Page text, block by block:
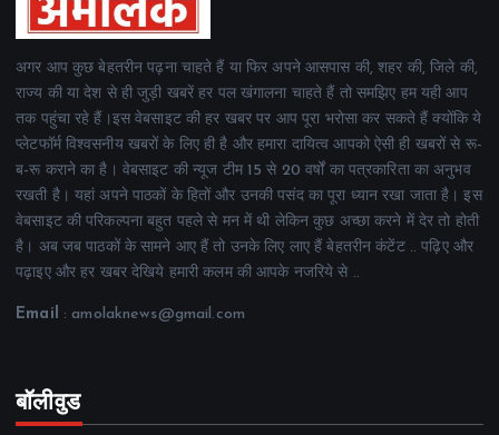
अगर आप कुछ बेहतरीन पढ़ना चाहते हैं या फिर अपने आसपास की, शहर की, जिले की,
राज्य की या देश से ही जुड़ी खबरें हर पल खंगालना चाहते हैं तो समझिए हम यही आप
तक पहुंचा रहे हैं।इस वेबसाइट की हर खबर पर आप पूरा भरोसा कर सकते हैं क्योंकि ये
प्लेटफॉर्म विश्वसनीय खबरों के लिए ही है और हमारा दायित्व आपको ऐसी ही खबरों से रू-
ब-रू कराने का है। वेबसाइट की न्यूज टीम 15 से 20 वर्षों का पत्रकारिता का अनुभव
रखती है। यहां अपने पाठकों के हितों और उनकी पसंद का पूरा ध्यान रखा जाता है। इस
वेबसाइट की परिकल्पना बहुत पहले से मन में थी लेकिन कुछ अच्छा करने में देर तो होती
है। अब जब पाठकों के सामने आए हैं तो उनके लिए लाए हैं बेहतरीन कंटेंट .. पढ़िए और
पढ़ाइए और हर खबर देखिये हमारी कलम की आपके नजरिये से ..
Email : amolaknews@gmail.com
बॉलीवुड